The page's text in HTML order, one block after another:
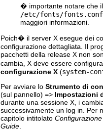
� importante notare che
/etc/fonts/fonts.conf
maggiori informazioni.
Poich� il server X esegue dei
configurazione dettagliata. Il
pacchetti della release X non
cambia, X deve essere
configurazione X (system-
Per avviare lo Strumento di
(sul pannello) => Impostazioni
durante una sessione X, i
successivamente un log in. Per
capitolo intitolato
Guide.